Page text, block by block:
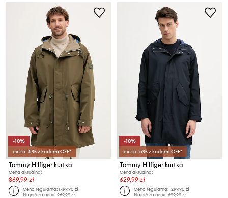
-10%
extra -5% z kodem: OFF*
Tommy Hilfiger kurtka
Cena aktualna:
869,99 zł
Cena regularna:1799,90 zł
Najniższa cena:969,99 zł
-10%
extra -5% z kodem: OFF*
Tommy Hilfiger kurtka
Cena aktualna:
629,99 zł
Cena regularna:1299,90 zł
Najniższa cena:699,99 zł